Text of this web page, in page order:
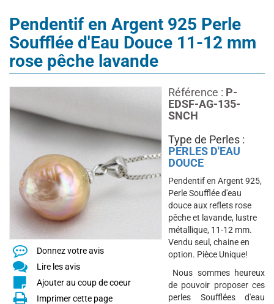
Pendentif en Argent 925 Perle
Soufflée d'Eau Douce 11-12 mm
rose pêche lavande
Donnez votre avis
Lire les avis
Ajouter au coup de coeur
Imprimer cette page
Référence : P-
EDSF-AG-135-
SNCH
Type de Perles :
PERLES D'EAU
DOUCE
Pendentif en Argent 925,
Perle Soufflée d'eau
douce aux reflets rose
pêche et lavande, lustre
métallique, 11-12 mm.
Vendu seul, chaine en
option. Pièce Unique!
Nous sommes heureux
de pouvoir proposer ces
perles Soufflées d'eau